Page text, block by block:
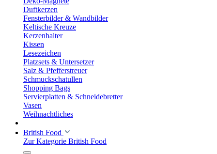
Duftkerzen
Fensterbilder & Wandbilder
Keltische Kreuze
Kerzenhalter
Kissen
Lesezeichen
Platzsets & Untersetzer
Salz & Pfefferstreuer
Schmuckschatullen
Shopping Bags
Servierplatten & Schneidebretter
Vasen
Weihnachtliches
British Food
Zur Kategorie British Food